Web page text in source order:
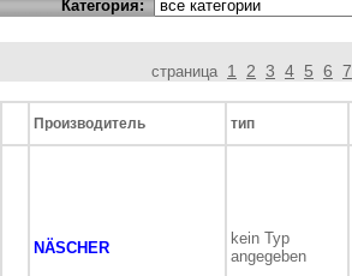
Категория:
страница 1 2 3 4 5 6 7
Производитель тип
NÄSCHER
kein Typ
angegeben